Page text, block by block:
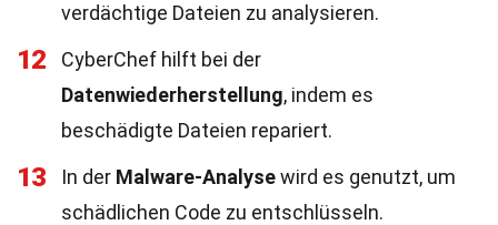
verdächtige Dateien zu analysieren.
12
CyberChef hilft bei der
Datenwiederherstellung, indem es
beschädigte Dateien repariert.
13 In der Malware-Analysewird es genutzt, um
schädlichen Code zu entschlüsseln.